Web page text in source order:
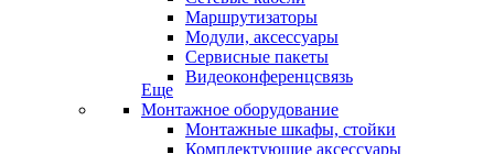
Маршрутизаторы
Модули, аксессуары
Сервисные пакеты
Видеоконференцсвязь
Еще
Монтажное оборудование
Монтажные шкафы, стойки
Комплектующие аксессуары